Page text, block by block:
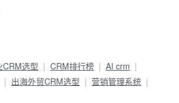
CRM选型 CRM排行榜
AI crm
出海外贸CRM选型
营销管理系统